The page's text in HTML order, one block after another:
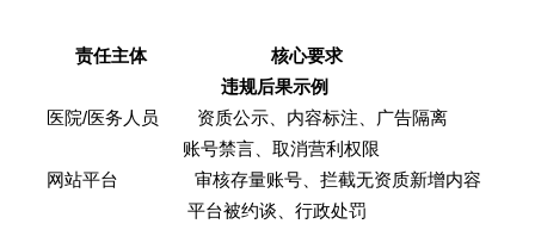
责任主体 核心要求
违规后果示例
医院/医务人员 资质公示、内容标注、广告隔离
账号禁言、取消营利权限
网站平台 审核存量账号、拦截无资质新增内容
平台被约谈、行政处罚